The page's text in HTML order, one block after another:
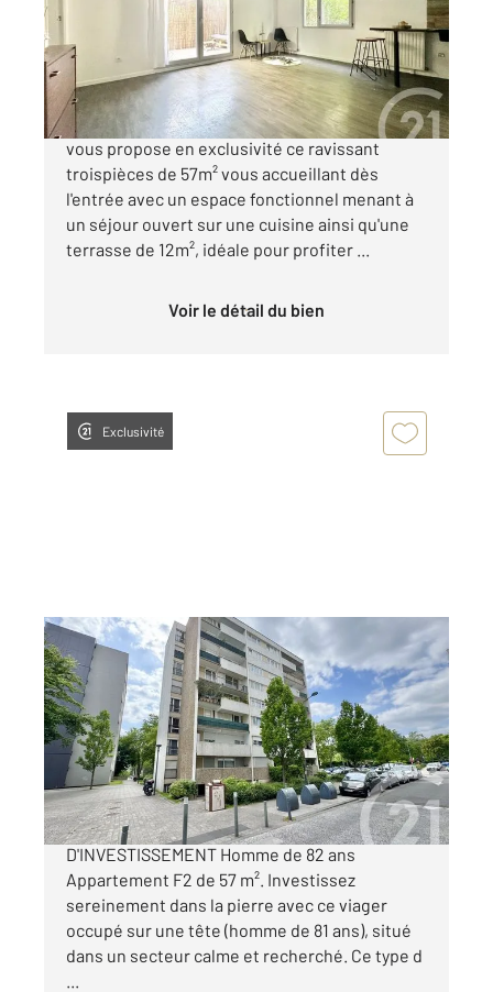
Appartement à vendre
192 000 €
SEVRAN QUARTIER FREINVILLE Century 21
vous propose en exclusivité ce ravissant
troispièces de 57m² vous accueillant dès
l'entrée avec un espace fonctionnel menant à
un séjour ouvert sur une cuisine ainsi qu'une
terrasse de 12m², idéale pour profiter ...
Voir le détail du bien
Exclusivité
SEVRAN 93
57 m
, 2 pièces
Ref : 19424
Appartement F2 à vendre
45 000 €
VIAGER OCCUPÉ OPPORTUNITÉ
D'INVESTISSEMENT Homme de 82 ans
Appartement F2 de 57 m². Investissez
sereinement dans la pierre avec ce viager
occupé sur une tête (homme de 81 ans), situé
dans un secteur calme et recherché. Ce type d